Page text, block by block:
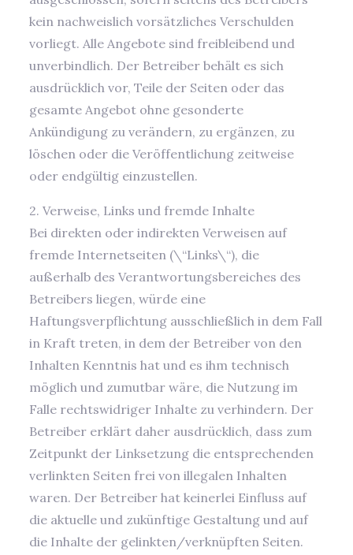
kein nachweislich vorsätzliches Verschulden
vorliegt. Alle Angebote sind freibleibend und
unverbindlich. Der Betreiber behält es sich
ausdrücklich vor, Teile der Seiten oder das
gesamte Angebot ohne gesonderte
Ankündigung zu verändern, zu ergänzen, zu
löschen oder die Veröffentlichung zeitweise
oder endgültig einzustellen.
2. Verweise, Links und fremde Inhalte
Bei direkten oder indirekten Verweisen auf
fremde Internetseiten (\“Links\“), die
außerhalb des Verantwortungsbereiches des
Betreibers liegen, würde eine
Haftungsverpflichtung ausschließlich in dem Fall
in Kraft treten, in dem der Betreiber von den
Inhalten Kenntnis hat und es ihm technisch
möglich und zumutbar wäre, die Nutzung im
Falle rechtswidriger Inhalte zu verhindern. Der
Betreiber erklärt daher ausdrücklich, dass zum
Zeitpunkt der Linksetzung die entsprechenden
verlinkten Seiten frei von illegalen Inhalten
waren. Der Betreiber hat keinerlei Einfluss auf
die aktuelle und zukünftige Gestaltung und auf
die Inhalte der gelinkten/verknüpften Seiten.